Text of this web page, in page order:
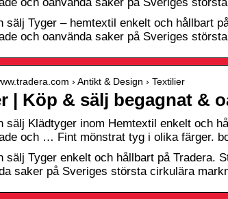
sälj Tyger – hemtextil enkelt och hållbart
och oanvända saker på Sveriges
› Antikt & Design › Textilier
| Köp & sälj begagnat &
sälj Klädtyger inom Hemtextil enkelt och
och … Fint mönstrat tyg i olika färger.
sälj Tyger enkelt och hållbart på Tradera.
saker på Sveriges största cirkulära